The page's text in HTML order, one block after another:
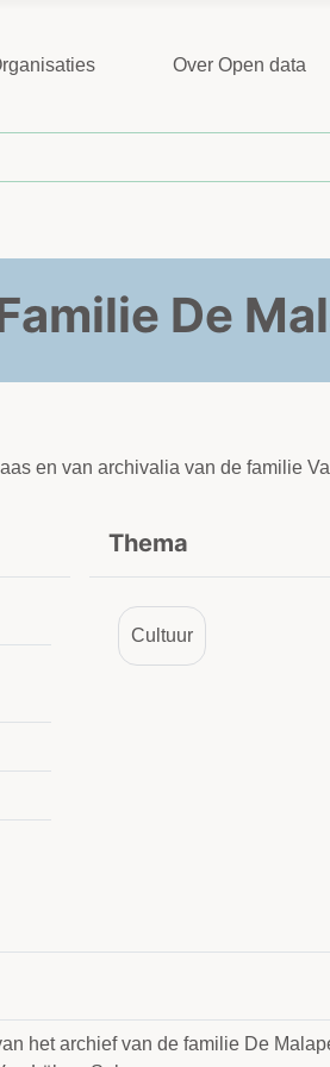
Over Open data
De
en van archivalia van de familie
Thema
Cultuur
het archief van de familie De